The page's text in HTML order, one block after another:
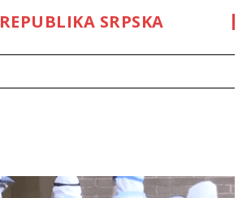
REPUBLIKA SRPSKA